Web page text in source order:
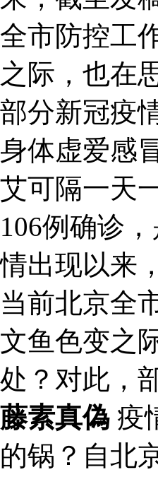
全市防控工
之际，也在
部分新冠疫
身体虚爱感
艾可隔一天
106例确诊
情出现以来
当前北京全
文鱼色变之
处？对此，
藤素真偽 疫
的锅？自北